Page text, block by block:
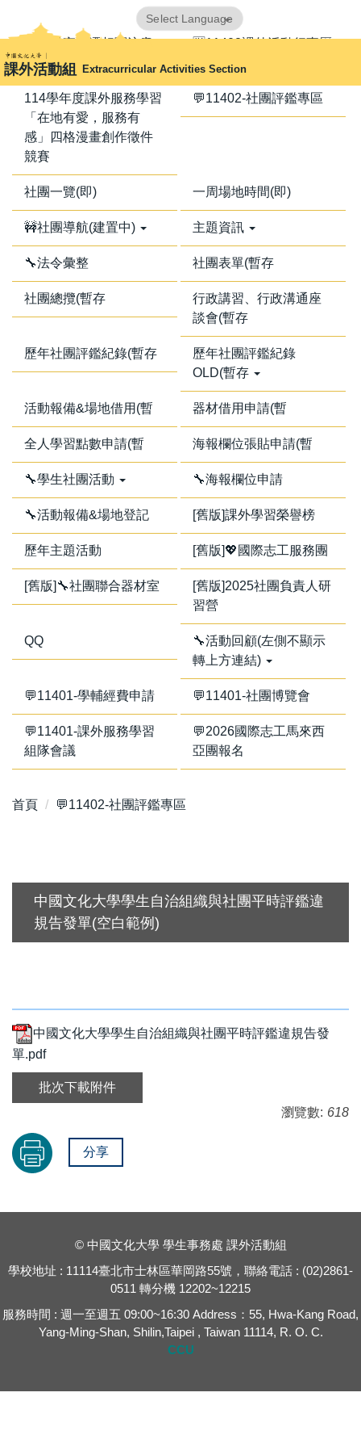
到
主
要
內
課外活動組 Extracurricular Activities Section
Translate
📢器材室搬遷相關注意
事項📢
🈺11402課外活動行事曆
114學年度課外服務學習
「在地有愛，服務有
感」四格漫畫創作徵件
競賽
💬11402-社團評鑑專區
社團一覽(即) 一周場地時間(即)
🚧社團導航(建置中) 主題資訊
🔧法令彙整 社團表單(暫存
社團總攬(暫存
行政講習、行政溝通座
談會(暫存
歷年社團評鑑紀錄(暫存
歷年社團評鑑紀錄
OLD(暫存
活動報備&場地借用(暫 器材借用申請(暫
全人學習點數申請(暫 海報欄位張貼申請(暫
🔧學生社團活動 🔧海報欄位申請
🔧活動報備&場地登記 [舊版]課外學習榮譽榜
歷年主題活動 [舊版]💖國際志工服務團
[舊版]🔧社團聯合器材室
[舊版]2025社團負責人研
習營
QQ
🔧活動回顧(左側不顯示
轉上方連結)
💬11401-學輔經費申請 💬11401-社團博覽會
💬11401-課外服務學習
組隊會議
💬2026國際志工馬來西
亞團報名
首頁 💬11402-社團評鑑專區
中國文化大學學生自治組織與社團平時評鑑違
規告發單(空白範例)
中國文化大學學生自治組織與社團平時評鑑違規告發
單.pdf
批次下載附件
瀏覽數: 618
分享
© 中國文化大學 學生事務處 課外活動組
學校地址 : 11114臺北市士林區華岡路55號，聯絡電話 : (02)2861-
0511 轉分機 12202~12215
服務時間 : 週一至週五 09:00~16:30 Address：55, Hwa-Kang Road,
Yang-Ming-Shan, Shilin,Taipei , Taiwan 11114, R. O. C.
CCU